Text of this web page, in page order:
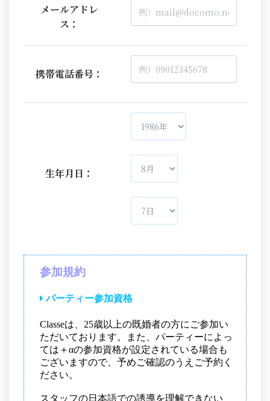
メールアドレ
ス：
携帯電話番号：
生年月日：